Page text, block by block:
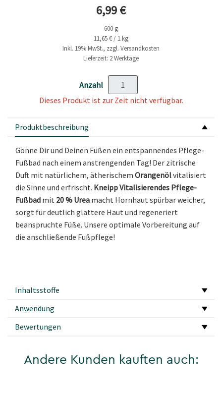
Aktueller Preis
6,99 €
600 g
11,65 € / 1 kg
Inkl. 19% MwSt., zzgl. Versandkosten
Lieferzeit: 2 Werktage
Anzahl
Dieses Produkt ist zur Zeit nicht verfügbar.
Produktbeschreibung
Gönne Dir und Deinen Füßen ein entspannendes Pflege-
Fußbad nach einem anstrengenden Tag! Der zitrische
Duft mit natürlichem, ätherischem Orangenölvitalisiert
die Sinne und erfrischt. Kneipp Vitalisierendes Pflege-
Fußbad mit 20 % Urea macht Hornhaut spürbar weicher,
sorgt für deutlich glattere Haut und regeneriert
beanspruchte Füße. Unsere optimale Vorbereitung auf
die anschließende Fußpflege!
Inhaltsstoffe
Anwendung
Bewertungen
Andere Kunden kauften auch: